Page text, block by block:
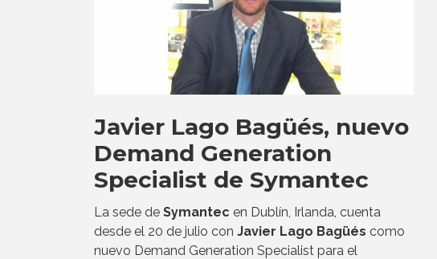
Javier Lago Bagüés, nuevo
Demand Generation
Specialist de Symantec
La sede de Symantec en Dublín, Irlanda, cuenta
desde el 20 de julio con Javier Lago Bagüés como
nuevo Demand Generation Specialist para el